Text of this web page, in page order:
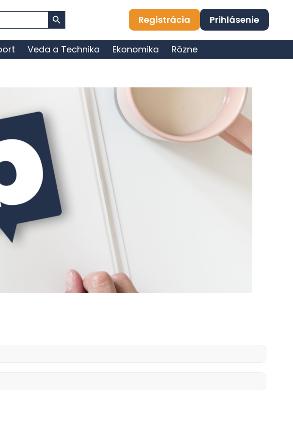
Search Button
Registrácia Prihlásenie
Veda a Technika Ekonomika Rôzne